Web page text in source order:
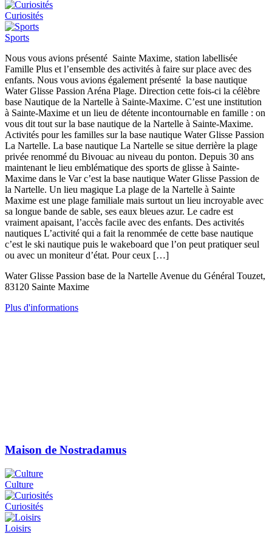
Curiosités
Sports
Nous vous avions présenté Sainte Maxime, station labellisée
Famille Plus et l’ensemble des activités à faire sur place avec des
enfants. Nous vous avions également présenté la base nautique
Water Glisse Passion Aréna Plage. Direction cette fois-ci la célèbre
base Nautique de la Nartelle à Sainte-Maxime. C’est une institution
à Sainte-Maxime et un lieu de détente incontournable en famille : on
vous dit tout sur la base nautique de la Nartelle à Sainte-Maxime.
Activités pour les familles sur la base nautique Water Glisse Passion
La Nartelle. La base nautique La Nartelle se situe derrière la plage
privée renommé du Bivouac au niveau du ponton. Depuis 30 ans
maintenant le lieu emblématique des sports de glisse à Sainte-
Maxime dans le Var c’est la base nautique Water Glisse Passion de
la Nartelle. Un lieu magique La plage de la Nartelle à Sainte
Maxime est une plage familiale mais surtout un lieu incroyable avec
sa longue bande de sable, ses eaux bleues azur. Le cadre est
vraiment apaisant, l’accès facile avec des enfants. Des activités
nautiques L’activité qui a fait la renommée de cette base nautique
c’est le ski nautique puis le wakeboard que l’on peut pratiquer seul
ou avec un moniteur d’état. Pour ceux […]
Water Glisse Passion base de la Nartelle Avenue du Général Touzet,
83120 Sainte Maxime
Plus d'informations
Maison de Nostradamus
Culture
Curiosités
Loisirs